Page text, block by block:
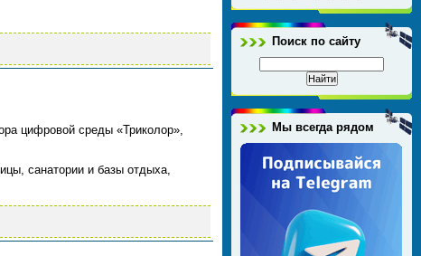
цифровой среды «Триколор»,
санатории и базы отдыха,
Поиск по сайту
Мы всегда рядом